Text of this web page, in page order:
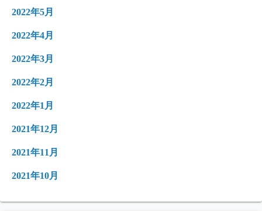
2022年5月
2022年4月
2022年3月
2022年2月
2022年1月
2021年12月
2021年11月
2021年10月